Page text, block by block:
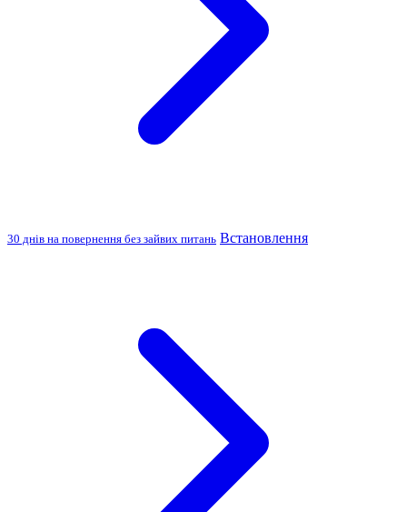
30 днів на повернення без зайвих питань Встановлення